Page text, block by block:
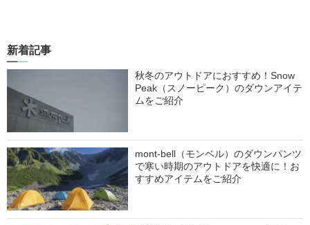
新着記事
秋冬のアウトドアにおすすめ！Snow
Peak（スノーピーク）のダウンアイテ
ムをご紹介
mont-bell（モンベル）のダウンパンツ
で寒い時期のアウトドアを快適に！お
すすめアイテムをご紹介